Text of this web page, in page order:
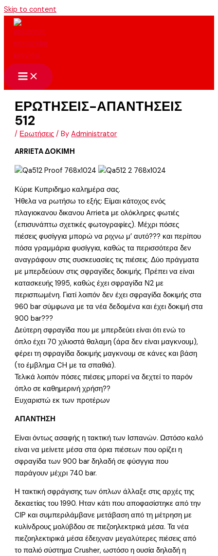
Skip to content
ΕΡΩΤΗΣΕΙΣ-ΑΠΑΝΤΗΣΕΙΣ
512
/ Ερωτήσεις / ByAdministrator
ARRIETA ΔΟΚΙΜΗ
Κύριε Κυπριδημο καλημέρα σας.
Ήθελα να ρωτήσω το εξής: Είμαι κάτοχος ενός
πλαγιοκανου δικανου Arrieta με ολόκληρες φωτιές
(επισυνάπτω σχετικές φωτογραφίες). Μέχρι πόσες
πιέσεις φυσίγγια μπορώ να ριχνω μ’ αυτό??? και περίπου
πόσα γραμμάρια φυσίγγια, καθώς τα περισσότερα δεν
αναγράφουν στις συσκευασίες τις πιέσεις. Δύο πράγματα
με μπερδεύουν στις σφραγίδες δοκιμής. Πρέπει να είναι
κατασκευής 1995, καθώς έχει σφραγίδα Ν2 με
περισπωμένη. Γιατί λοιπόν δεν έχει σφραγίδα δοκιμής στα
960 bar σύμφωνα με τα νέα δεδομένα και έχει δοκιμή στα
900 bar???
Δεύτερη σφραγίδα που με μπερδεύει είναι ότι ενώ το
όπλο έχει 70 χιλιοστά θαλαμη (άρα δεν είναι μαγκνουμ),
φέρει τη σφραγίδα δοκιμής μαγκνουμ σε κάνες και βάση
(το έμβλημα CH με τα σπαθιά).
Τελικά λοιπόν πόσες πιέσεις μπορεί να δεχτεί το παρόν
όπλο σε καθημερινή χρήση??
Ευχαριστώ εκ των προτέρων
ΑΠΑΝΤΗΣΗ
Είναι όντως ασαφής η τακτική των Ισπανών. Ωστόσο καλό
είναι να μείνετε μέσα στα όρια πιέσεων που ορίζει η
σφραγίδα των 900 bar δηλαδή σε φύσγγια που
παράγουν μέχρι 740 bar.
Η τακτική σφράγισης των όπλων άλλαξε στις αρχές της
δεκαετίας του 1990. Ηταν κάτι που αποφασίστηκε από την
CIP και συμπεριλάμβανε μετάβαση από τη μέτρηση με
κυλίνδρους μολύβδου σε πιεζοηλεκτρικά μέσα. Τα νέα
πιεζοηλεκτιρικά μέσα έδειχναν μεγαλύτερες πιέσεις από
το παλιό σύστημα Crusher, ωστόσο η ουσία δηλαδή η